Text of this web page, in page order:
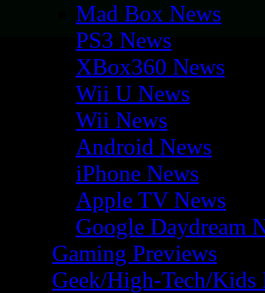
Mad Box News
PS3 News
XBox360 News
Wii U News
Wii News
Android News
iPhone News
Apple TV News
Google Daydream
Gaming Previews
Geek/High-Tech/Kids